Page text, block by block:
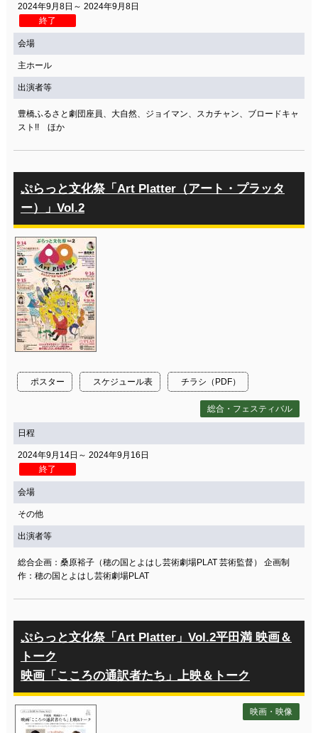
2024年9月8日～ 2024年9月8日
終了
会場
主ホール
出演者等
豊橋ふるさと劇団座員、大自然、ジョイマン、スカチャン、ブロードキャ
スト!! ほか
ぷらっと文化祭「Art Platter（アート・プラッタ
ー）」Vol.2
ポスター スケジュール表 チラシ（PDF）
総合・フェスティバル
日程
2024年9月14日～ 2024年9月16日
終了
会場
その他
出演者等
総合企画：桑原裕子（穂の国とよはし芸術劇場PLAT 芸術監督） 企画制
作：穂の国とよはし芸術劇場PLAT
ぷらっと文化祭「Art Platter」Vol.2平田満 映画＆
トーク
映画「こころの通訳者たち」上映＆トーク
映画・映像